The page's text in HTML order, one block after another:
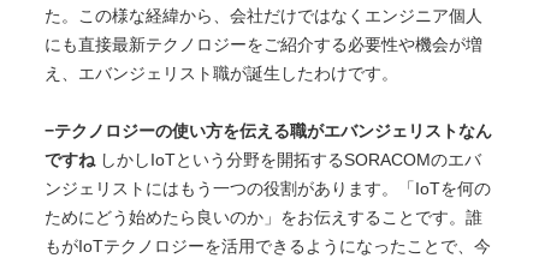
た。この様な経緯から、会社だけではなくエンジニア個人
にも直接最新テクノロジーをご紹介する必要性や機会が増
え、エバンジェリスト職が誕生したわけです。
−テクノロジーの使い方を伝える職がエバンジェリストなん
ですねしかしIoTという分野を開拓するSORACOMのエバ
ンジェリストにはもう一つの役割があります。「IoTを何の
ためにどう始めたら良いのか」をお伝えすることです。誰
もがIoTテクノロジーを活用できるようになったことで、今